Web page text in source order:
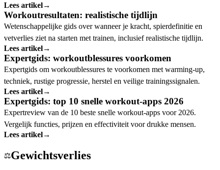
Lees artikel→
Workoutresultaten: realistische tijdlijn
Wetenschappelijke gids over wanneer je kracht, spierdefinitie en
vetverlies ziet na starten met trainen, inclusief realistische tijdlijn.
Lees artikel→
Expertgids: workoutblessures voorkomen
Expertgids om workoutblessures te voorkomen met warming-up,
techniek, rustige progressie, herstel en veilige trainingssignalen.
Lees artikel→
Expertgids: top 10 snelle workout-apps 2026
Expertreview van de 10 beste snelle workout-apps voor 2026.
Vergelijk functies, prijzen en effectiviteit voor drukke mensen.
Lees artikel→
⚖️Gewichtsverlies